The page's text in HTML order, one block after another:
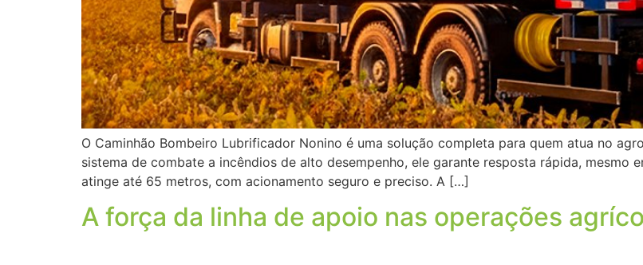
O Caminhão Bombeiro Lubrificador Nonino é uma solução completa para quem atua no
sistema de combate a incêndios de alto desempenho, ele garante resposta rápida, mesmo
atinge até 65 metros, com acionamento seguro e preciso. A […]
A força da linha de apoio nas operações